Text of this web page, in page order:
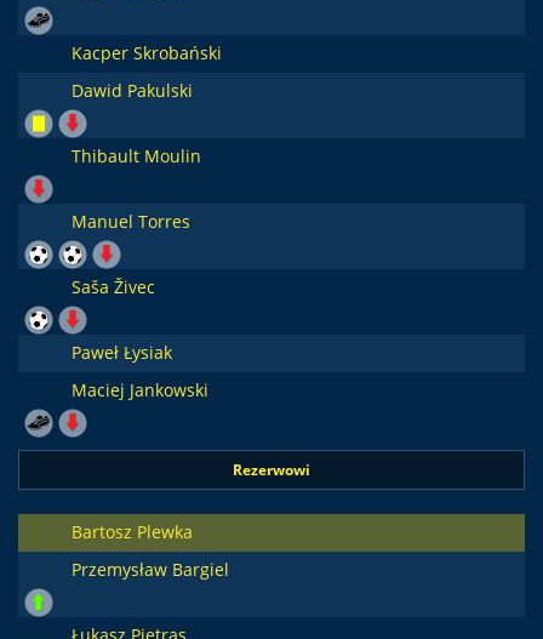
Kacper Skrobański
Dawid Pakulski
Thibault Moulin
Manuel Torres
Saša Živec
Paweł Łysiak
Maciej Jankowski
Rezerwowi
Bartosz Plewka
Przemysław Bargiel